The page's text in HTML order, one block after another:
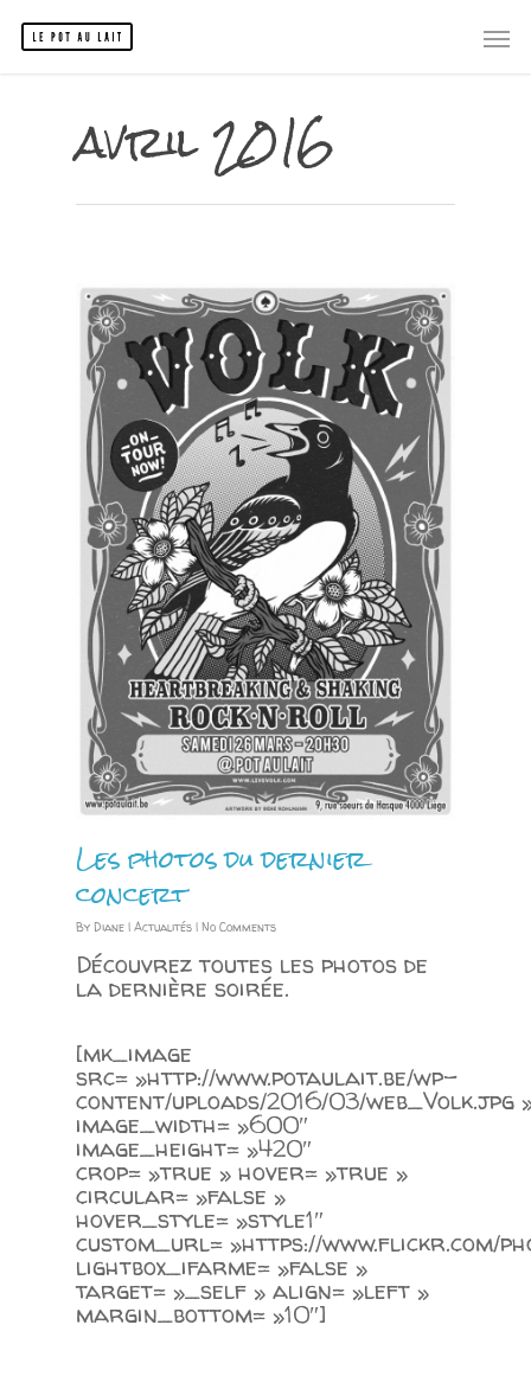
avril 2016
Les photos du dernier
concert
By Diane | Actualités | No Comments
Découvrez toutes les photos de
la dernière soirée.
[mk_image
src= »http://www.potaulait.be/wp-
content/uploads/2016/03/web_Volk.jpg
image_width= »600″
image_height= »420″
crop= »true » hover= »true »
circular= »false »
hover_style= »style1″
custom_url= »https://www.flickr.com/
lightbox_ifarme= »false »
target= »_self » align= »left »
margin_bottom= »10″]